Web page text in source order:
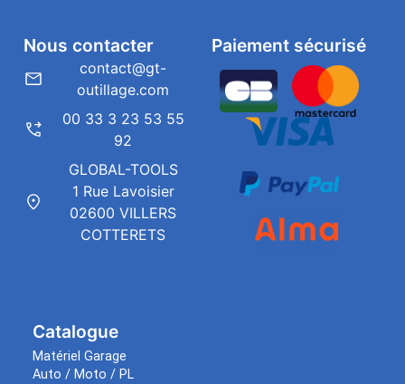
Catalogue
Matériel Garage
Auto / Moto / PL
Paiement sécurisé
Nous contacter
contact@gt-
outillage.com
00 33 3 23 53 55
92
GLOBAL-TOOLS
1 Rue Lavoisier
02600 VILLERS
COTTERETS